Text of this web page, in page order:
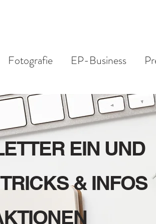
Fotografie EP-Business
EIN UND
& INFOS